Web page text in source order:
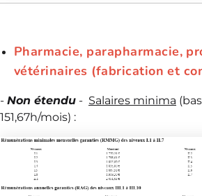
Pharmacie, parapharmacie,
vétérinaires (fabrication et
- Non étendu - Salaires minima
151,67h/mois) :